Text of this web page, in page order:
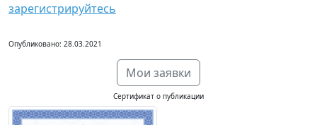
зарегистрируйтесь
Опубликовано: 28.03.2021
Мои заявки
Сертификат о публикации